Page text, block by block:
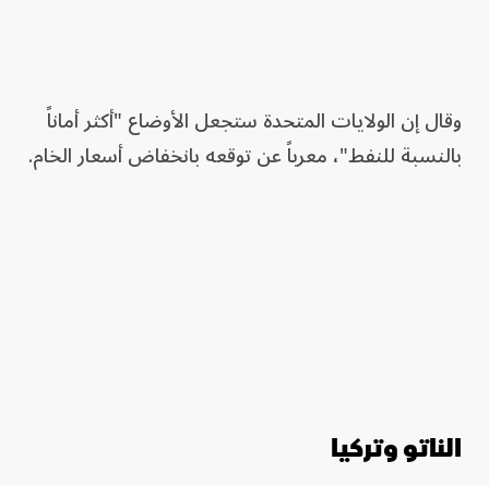
وقال إن الولايات المتحدة ستجعل الأوضاع "أكثر أماناً
بالنسبة للنفط"، معرباً عن توقعه بانخفاض أسعار الخام.
الناتو وتركيا